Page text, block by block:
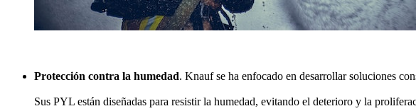
Protección contra la humedad. Knauf se ha enfocado en desarrollar soluciones
Sus PYL están diseñadas para resistir la humedad, evitando el deterioro y la